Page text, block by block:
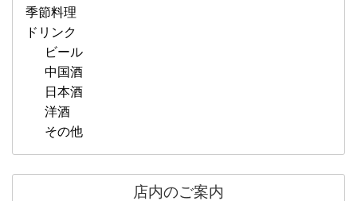
季節料理
ドリンク
ビール
中国酒
日本酒
洋酒
その他
店内のご案内